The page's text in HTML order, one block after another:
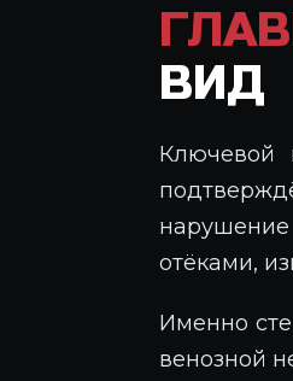
ВИД
Ключевой
нарушение
отёками,
Именно
венозной